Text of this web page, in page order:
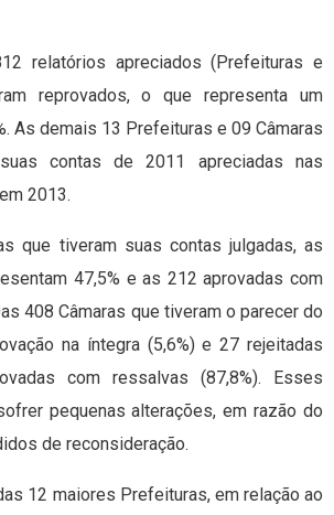
relatórios apreciados (Prefeituras e
reprovados, o que representa um
As demais 13 Prefeituras e 09 Câmaras
contas de 2011 apreciadas nas
2013.
que tiveram suas contas julgadas, as
47,5% e as 212 aprovadas com
408 Câmaras que tiveram o parecer do
na íntegra (5,6%) e 27 rejeitadas
com ressalvas (87,8%). Esses
pequenas alterações, em razão do
de reconsideração.
12 maiores Prefeituras, em relação ao